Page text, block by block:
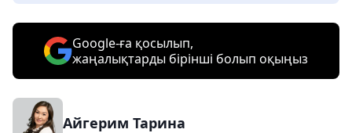
Google-ға қосылып,
жаңалықтарды бірінші болып оқыңыз
Айгерим Тарина